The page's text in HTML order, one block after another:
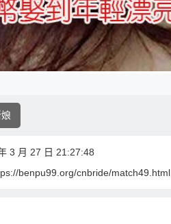
3 月 27 日 21:27:48
benpu99.org/cnbride/match49.html